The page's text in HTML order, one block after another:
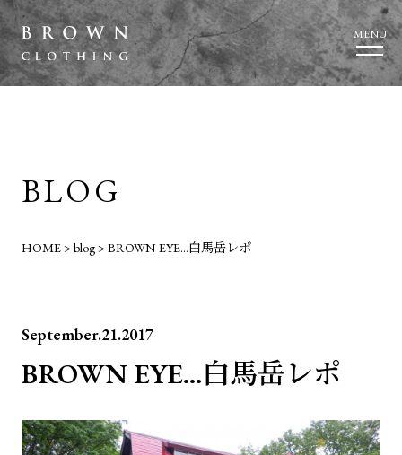
MENU
BLOG
HOME>blog>BROWN EYE…白馬岳レポ
September.21.2017
BROWN EYE…白馬岳レポ